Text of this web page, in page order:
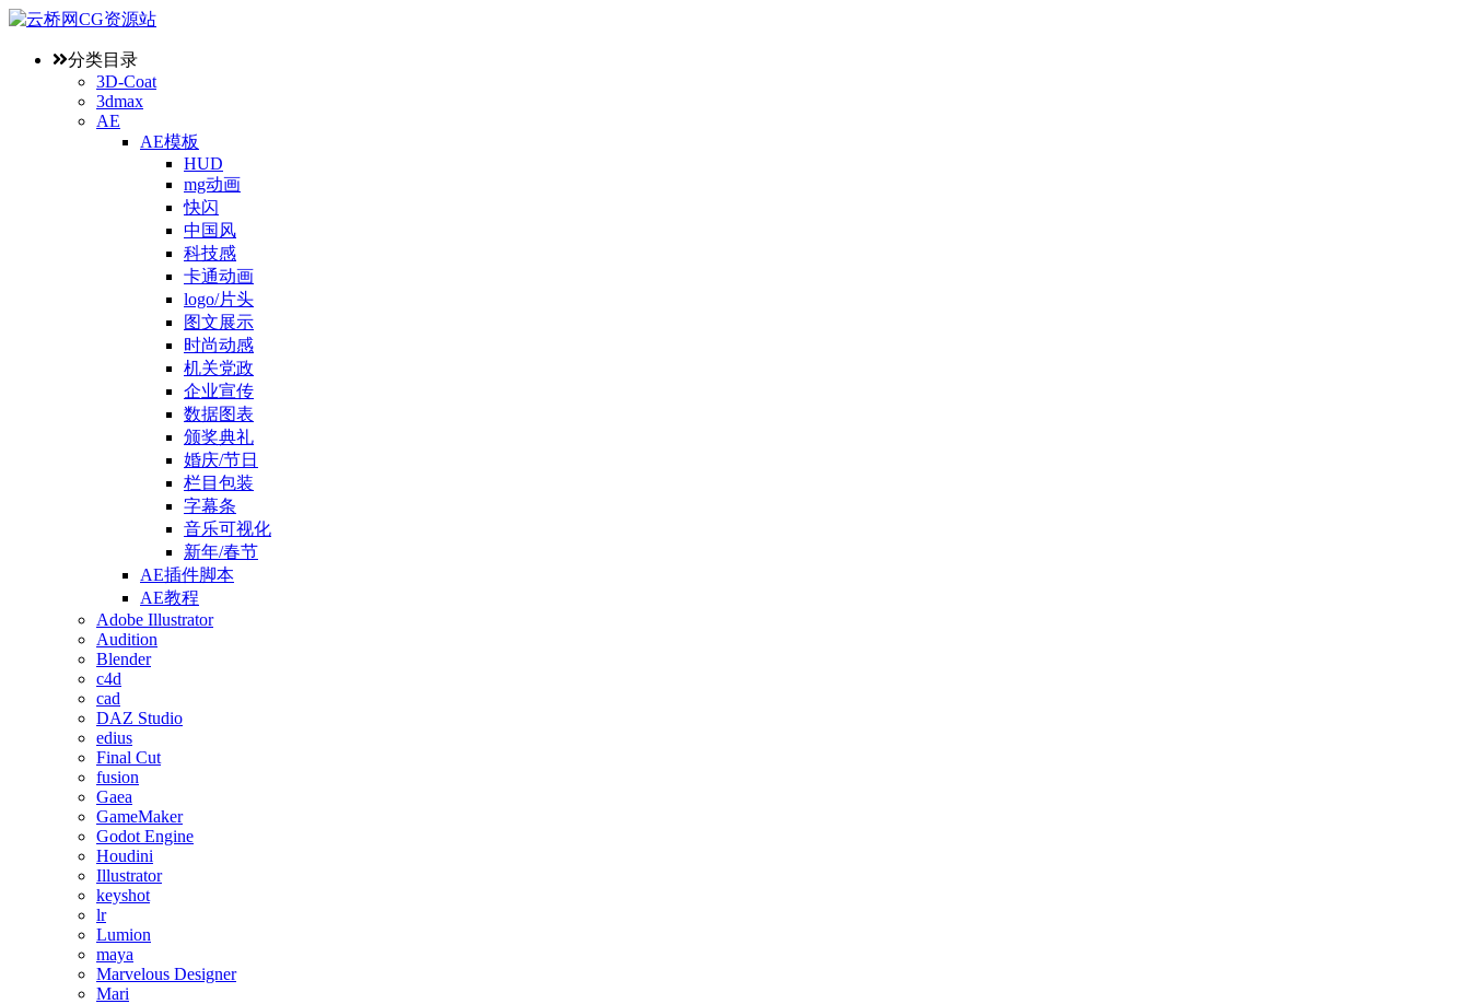
分类目录
3D-Coat
3dmax
AE
AE模板
HUD
mg动画
快闪
中国风
科技感
卡通动画
logo/片头
图文展示
时尚动感
机关党政
企业宣传
数据图表
颁奖典礼
婚庆/节日
栏目包装
字幕条
音乐可视化
新年/春节
AE插件脚本
AE教程
Adobe Illustrator
Audition
Blender
c4d
cad
DAZ Studio
edius
Final Cut
fusion
Gaea
GameMaker
Godot Engine
Houdini
Illustrator
keyshot
lr
Lumion
maya
Marvelous Designer
Mari